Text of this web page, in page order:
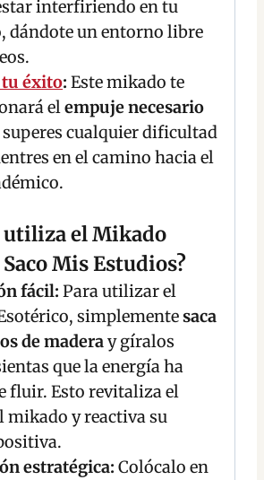
interfiriendo en tu
dándote un entorno libre
éxito: Este mikado te
elempuje necesario
superes cualquier dificultad
en el camino hacia el
utiliza el Mikado
Mis Estudios?
fácil: Para utilizar el
simplementesaca
de maderay gíralos
que la energía ha
fluir. Esto revitaliza el
mikado y reactiva su
estratégica: Colócalo en